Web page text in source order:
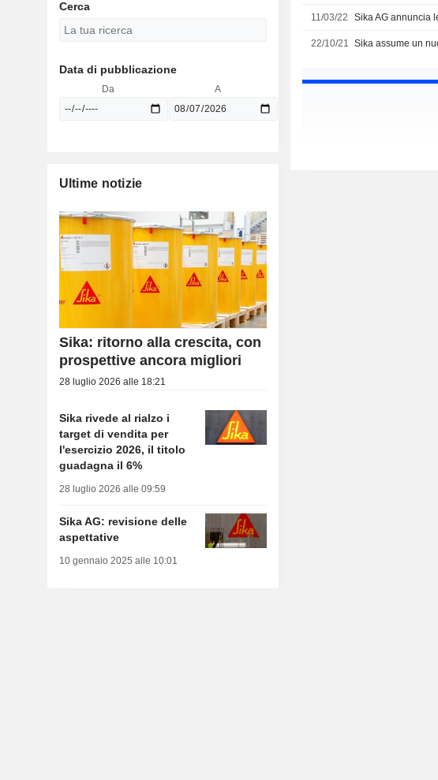
11/03/22 Sika AG annuncia
22/10/21 Sika assume un
Cerca
Data di pubblicazione
Da A
Ultime notizie
Sika: ritorno alla crescita, con
prospettive ancora migliori
28 luglio 2026 alle 18:21
Sika rivede al rialzo i
target di vendita per
l'esercizio 2026, il titolo
guadagna il 6%
28 luglio 2026 alle 09:59
Sika AG: revisione delle
aspettative
10 gennaio 2025 alle 10:01